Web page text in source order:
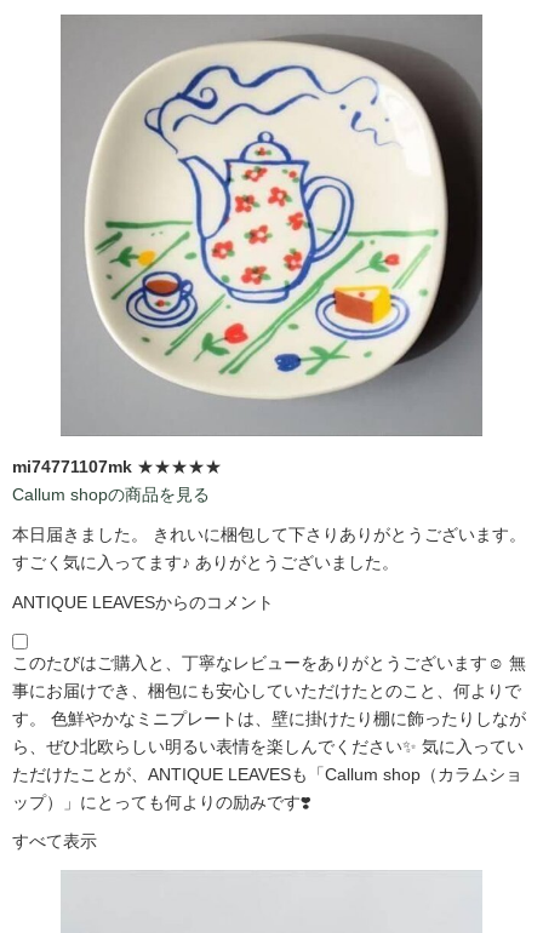
mi74771107mk ★★★★★
Callum shopの商品を見る
本日届きました。 きれいに梱包して下さりありがとうございます。
すごく気に入ってます♪ ありがとうございました。
ANTIQUE LEAVESからのコメント
このたびはご購入と、丁寧なレビューをありがとうございます☺️ 無
事にお届けでき、梱包にも安心していただけたとのこと、何よりで
す。 色鮮やかなミニプレートは、壁に掛けたり棚に飾ったりしなが
ら、ぜひ北欧らしい明るい表情を楽しんでください✨ 気に入ってい
ただけたことが、ANTIQUE LEAVESも「Callum shop（カラムショ
ップ）」にとっても何よりの励みです❣️
すべて表示